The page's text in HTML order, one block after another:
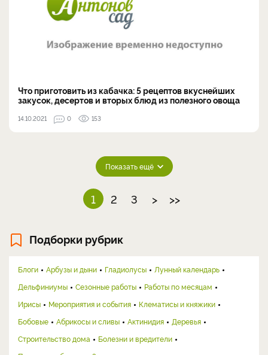
Что приготовить из кабачка: 5 рецептов вкуснейших
закусок, десертов и вторых блюд из полезного овоща
14.10.2021 0 153
Показать ещё
1 2 3 > >>
Подборки рубрик
Блоги Арбузы и дыни Гладиолусы
Лунный календарь
Дельфиниумы
Сезонные работы
Работы по месяцам
Ирисы
Мероприятия и события
Клематисы и княжики
Бобовые
Абрикосы и сливы Актинидия
Деревья
Строительство дома
Болезни и вредители